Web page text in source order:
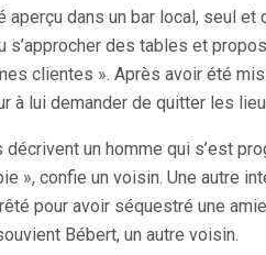
dans un bar local, seul et
s’approcher des tables et
clientes ». Après avoir été
à lui demander de quitter les
un homme qui s’est
», confie un voisin. Une autre
pour avoir séquestré une
Bébert, un autre voisin.